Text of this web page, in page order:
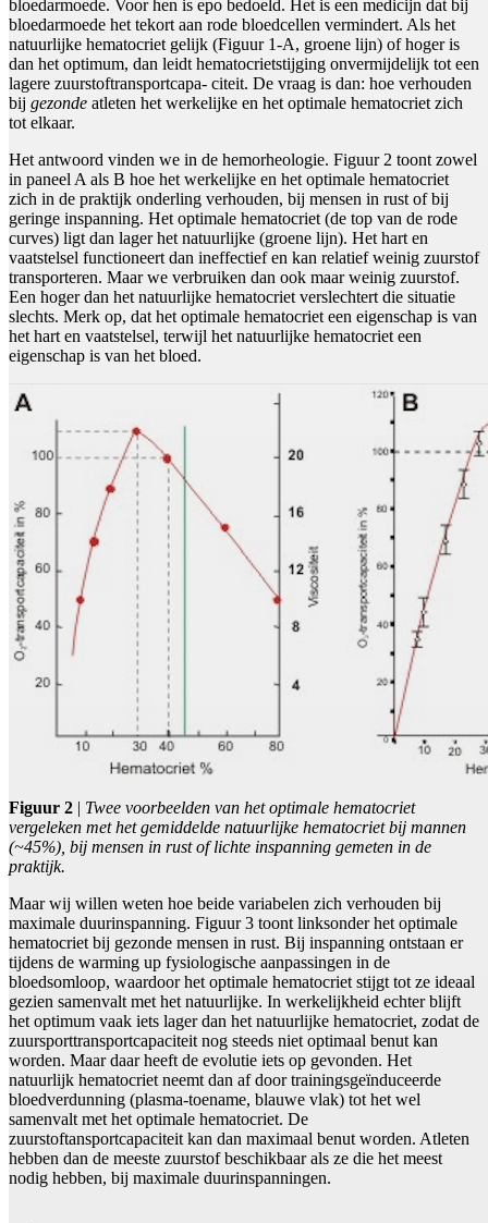
bloedarmoede. Voor hen is epo bedoeld. Het is een medicijn dat bij
bloedarmoede het tekort aan rode bloedcellen vermindert. Als het
natuurlijke hematocriet gelijk (Figuur 1-A, groene lijn) of hoger is
dan het optimum, dan leidt hematocrietstijging onvermijdelijk tot een
lagere zuurstoftransportcapa- citeit. De vraag is dan: hoe verhouden
bij gezonde atleten het werkelijke en het optimale hematocriet zich
tot elkaar.
Het antwoord vinden we in de hemorheologie. Figuur 2 toont zowel
in paneel A als B hoe het werkelijke en het optimale hematocriet
zich in de praktijk onderling verhouden, bij mensen in rust of bij
geringe inspanning. Het optimale hematocriet (de top van de rode
curves) ligt dan lager het natuurlijke (groene lijn). Het hart en
vaatstelsel functioneert dan ineffectief en kan relatief weinig zuurstof
transporteren. Maar we verbruiken dan ook maar weinig zuurstof.
Een hoger dan het natuurlijke hematocriet verslechtert die situatie
slechts. Merk op, dat het optimale hematocriet een eigenschap is van
het hart en vaatstelsel, terwijl het natuurlijke hematocriet een
eigenschap is van het bloed.
Figuur 2 | Twee voorbeelden van het optimale hematocriet
vergeleken met het gemiddelde natuurlijke hematocriet bij mannen
(~45%), bij mensen in rust of lichte inspanning gemeten in de
praktijk.
Maar wij willen weten hoe beide variabelen zich verhouden bij
maximale duurinspanning. Figuur 3 toont linksonder het optimale
hematocriet bij gezonde mensen in rust. Bij inspanning ontstaan er
tijdens de warming up fysiologische aanpassingen in de
bloedsomloop, waardoor het optimale hematocriet stijgt tot ze ideaal
gezien samenvalt met het natuurlijke. In werkelijkheid echter blijft
het optimum vaak iets lager dan het natuurlijke hematocriet, zodat de
zuursporttransportcapaciteit nog steeds niet optimaal benut kan
worden. Maar daar heeft de evolutie iets op gevonden. Het
natuurlijk hematocriet neemt dan af door trainingsgeïnduceerde
bloedverdunning (plasma-toename, blauwe vlak) tot het wel
samenvalt met het optimale hematocriet. De
zuurstoftansportcapaciteit kan dan maximaal benut worden. Atleten
hebben dan de meeste zuurstof beschikbaar als ze die het meest
nodig hebben, bij maximale duurinspanningen.